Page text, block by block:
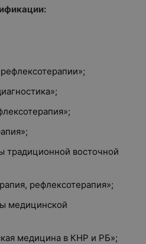
восточной
рефлексотерапия»;
медицинской
медицина в КНР и РБ»;